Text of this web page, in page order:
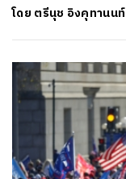
โดย ตรีนุช อิงคุทานนท์